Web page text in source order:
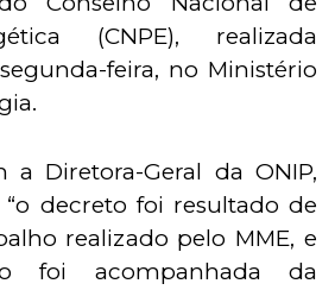
(CNPE), realizada
feira, no Ministério
a Diretora-Geral da ONIP,
“o decreto foi resultado de
realizado pelo MME, e
foi acompanhada da